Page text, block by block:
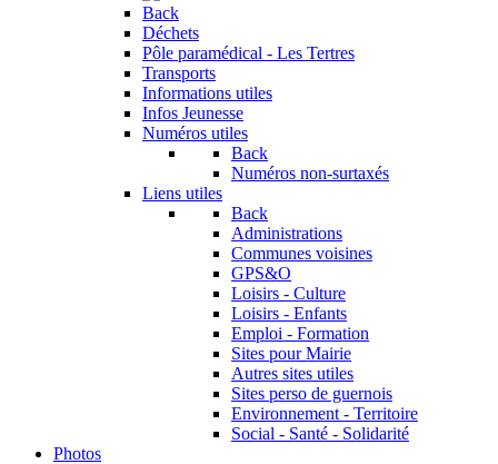
Back
Déchets
Pôle paramédical - Les Tertres
Transports
Informations utiles
Infos Jeunesse
Numéros utiles
Back
Numéros non-surtaxés
Liens utiles
Back
Administrations
Communes voisines
GPS&O
Loisirs - Culture
Loisirs - Enfants
Emploi - Formation
Sites pour Mairie
Autres sites utiles
Sites perso de guernois
Environnement - Territoire
Social - Santé - Solidarité
Photos